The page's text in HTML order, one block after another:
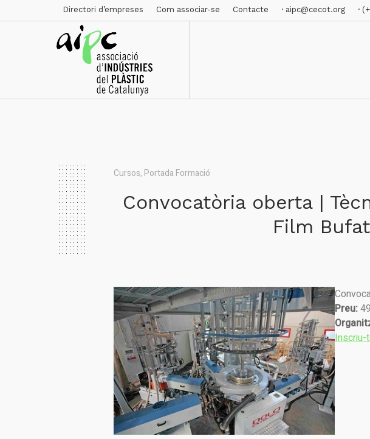
Directori d’empreses Com associar-se Contacte · aipc@cecot.org ·
Cursos, Portada Formació
Convocatòria oberta |
Film Bufat
Preu:
Inscriu-